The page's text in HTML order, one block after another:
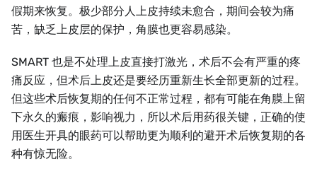
假期来恢复。极少部分人上皮持续未愈合，期间会较为痛
苦，缺乏上皮层的保护，角膜也更容易感染。
SMART 也是不处理上皮直接打激光，术后不会有严重的疼
痛反应，但术后上皮还是要经历重新生长全部更新的过程。
但这些术后恢复期的任何不正常过程，都有可能在角膜上留
下永久的瘢痕，影响视力，所以术后用药很关键，正确的使
用医生开具的眼药可以帮助更为顺利的避开术后恢复期的各
种有惊无险。